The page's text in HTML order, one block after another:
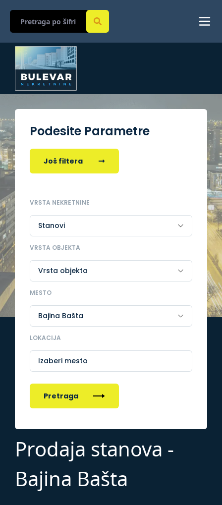
Podesite Parametre
Još filtera
VRSTA NEKRETNINE
VRSTA OBJEKTA
MESTO
LOKACIJA
Izaberi mesto
Pretraga
Prodaja stanova -
Bajina Bašta